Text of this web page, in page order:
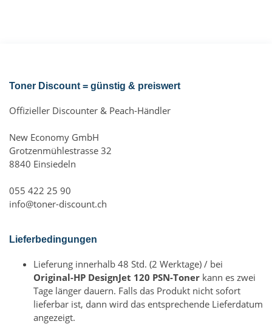
Toner Discount = günstig & preiswert
Offizieller Discounter & Peach-Händler
New Economy GmbH
Grotzenmühlestrasse 32
8840 Einsiedeln
055 422 25 90
info@toner-discount.ch
Lieferbedingungen
Lieferung innerhalb 48 Std. (2 Werktage) / bei
Original-HP DesignJet 120 PSN-Toner kann es zwei
Tage länger dauern. Falls das Produkt nicht sofort
lieferbar ist, dann wird das entsprechende Lieferdatum
angezeigt.